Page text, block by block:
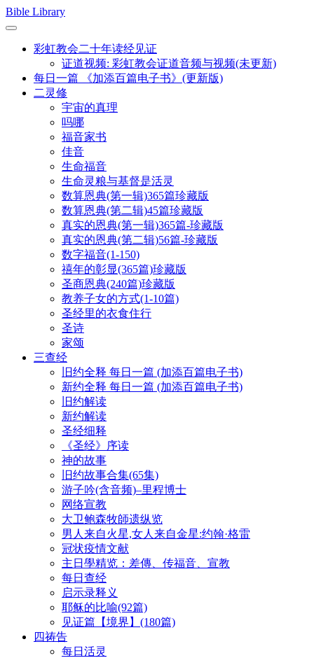
Skip
to
Bible Library
彩虹教会二十年读经见证
证道视频: 彩虹教会证道音频与视频(未更新)
每日一篇 《加添百篇电子书》(更新版)
二灵修
宇宙的真理
吗哪
福音家书
佳音
生命福音
生命灵粮与基督是活灵
数算恩典(第一辑)365篇珍藏版
数算恩典(第二辑)45篇珍藏版
真实的恩典(第一辑)365篇-珍藏版
真实的恩典(第二辑)56篇-珍藏版
数字福音(1-150)
禧年的彰显(365篇)珍藏版
圣商恩典(240篇)珍藏版
教养子女的方式(1-10篇)
圣经里的衣食住行
圣诗
家颂
三查经
旧约全释 每日一篇 (加添百篇电子书)
新约全释 每日一篇 (加添百篇电子书)
旧约解读
新约解读
圣经细释
《圣经》序读
神的故事
旧约故事合集(65集)
游子吟(含音频)–里程博士
网络宣教
大卫鲍森牧師遗纵览
男人来自火星,女人来自金星:约翰·格雷
冠状疫情文献
主日學精览：差傳、传福音、宣教
每日查经
启示录释义
耶稣的比喻(92篇)
见证篇【境界】(180篇)
四祷告
每日活灵